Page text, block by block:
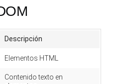
Descripción
Elementos HTML
Contenido texto en